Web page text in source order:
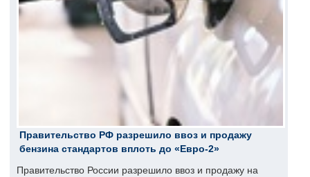
Правительство РФ разрешило ввоз и продажу
бензина стандартов вплоть до «Евро-2»
Правительство России разрешило ввоз и продажу на